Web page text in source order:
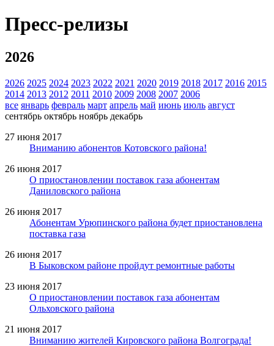
Пресс-релизы
2026
2026 2025 2024 2023 2022 2021 2020 2019 2018 2017 2016 2015
2014 2013 2012 2011 2010 2009 2008 2007 2006
все январь февраль март апрель май июнь июль август
сентябрь октябрь ноябрь декабрь
27 июня 2017
Вниманию абонентов Котовского района!
26 июня 2017
О приостановлении поставок газа абонентам
Даниловского района
26 июня 2017
Абонентам Урюпинского района будет приостановлена
поставка газа
26 июня 2017
В Быковском районе пройдут ремонтные работы
23 июня 2017
О приостановлении поставок газа абонентам
Ольховского района
21 июня 2017
Вниманию жителей Кировского района Волгограда!